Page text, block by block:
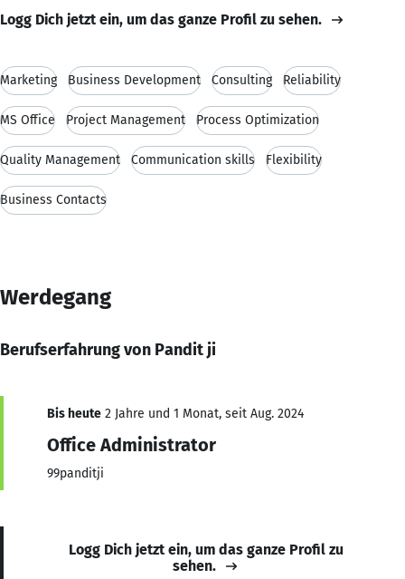
Logg Dich jetzt ein, um das ganze Profil zu sehen.
Marketing Business Development Consulting Reliability
MS Office Project Management Process Optimization
Quality Management Communication skills Flexibility
Business Contacts
Werdegang
Berufserfahrung von Pandit ji
Bis heute 2 Jahre und 1 Monat, seit Aug. 2024
Office Administrator
99panditji
Logg Dich jetzt ein, um das ganze Profil zu
sehen.